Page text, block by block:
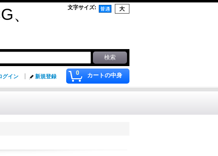
、 文字サイズ:
0 カートの中身
グイン 新規登録